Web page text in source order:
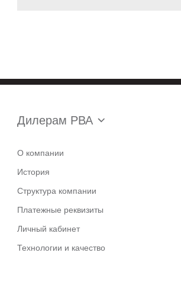
Дилерам РВА
О компании
История
Структура компании
Платежные реквизиты
Личный кабинет
Технологии и качество